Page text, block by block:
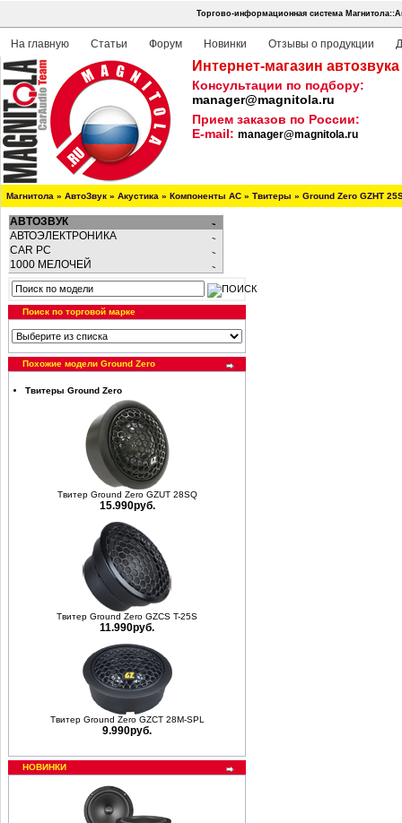
Торгово-информационная система
На главную Статьи Форум Новинки Отзывы о продукции
Интернет-магазин
Консультации по подбору:
manager@magnitola.ru
Прием заказов по России:
E-mail: manager@magnitola.ru
Магнитола » АвтоЗвук » Акустика » Компоненты АС » Твитеры » Ground Zero GZHT
АВТОЗВУК
АВТОЭЛЕКТРОНИКА
CAR PC
1000 МЕЛОЧЕЙ
Поиск по торговой марке
Похожие модели Ground Zero
Твитеры Ground Zero
Твитер Ground Zero GZUT 28SQ
15.990руб.
Твитер Ground Zero GZCS T-25S
11.990руб.
Твитер Ground Zero GZCT 28M-SPL
9.990руб.
НОВИНКИ